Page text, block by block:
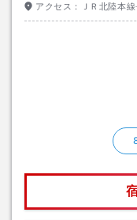
アクセス： ＪＲ北陸本